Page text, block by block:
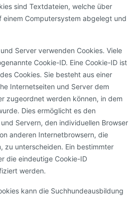
sind Textdateien, welche über
einem Computersystem abgelegt und
Server verwenden Cookies. Viele
Cookie-ID. Eine Cookie-ID ist
Cookies. Sie besteht aus einer
Internetseiten und Server dem
zugeordnet werden können, in dem
Dies ermöglicht es den
Servern, den individuellen Browser
anderen Internetbrowsern, die
zu unterscheiden. Ein bestimmter
die eindeutige Cookie-ID
werden.
kann die Suchhundeausbildung